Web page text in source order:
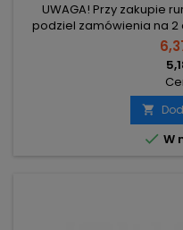
UWAGA! Przy zakupie
podziel zamówienia na
kosztu transportu! Zamów

 W